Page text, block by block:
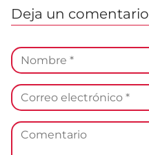
Deja un comentario